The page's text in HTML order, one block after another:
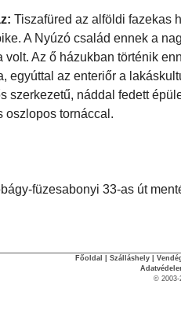
Tiszafüred az alföldi fazekas
A Nyúzó család ennek a
Az ő házukban történik
egyúttal az enteriőr a
szerkezetű, náddal fedett
oszlopos tornáccal.
füzesabonyi 33-as út
Főoldal Szálláshely
© 2003-